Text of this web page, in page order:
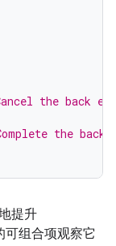
the back
the
提升
可组合项观察它